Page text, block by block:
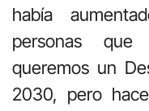
había
personas que
queremos un
2030, pero